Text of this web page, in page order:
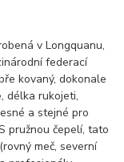
v Longquanu,
federací
kovaný, dokonale
délka rukojeti,
a stejné pro
pružnou čepelí, tato
meč, severní